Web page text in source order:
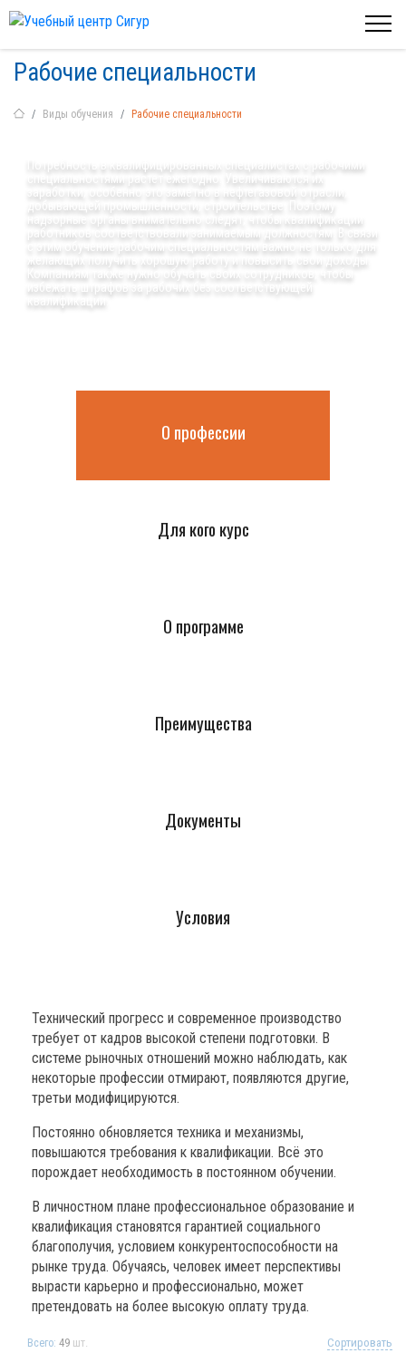
Рабочие специальности
Виды обучения Рабочие специальности
Потребность в квалифицированных специалистах с рабочими
специальностями растет ежегодно. Увеличиваются их
заработки, особенно это заметно в нефтегазовой отрасли,
добывающей промышленности, строительстве. Поэтому
надзорные органы внимательно следят, чтобы квалификации
работников соответствовали занимаемым должностям. В связи
с этим обучение рабочим специальностям важно не только для
желающих получить хорошую работу и повысить свои доходы.
Компаниям также нужно обучать своих сотрудников, чтобы
избежать штрафов за рабочих без соответствующей
квалификации.
О профессии
Для кого курс
О программе
Преимущества
Документы
Условия
Технический прогресс и современное производство
требует от кадров высокой степени подготовки. В
системе рыночных отношений можно наблюдать, как
некоторые профессии отмирают, появляются другие,
третьи модифицируются.
Постоянно обновляется техника и механизмы,
повышаются требования к квалификации. Всё это
порождает необходимость в постоянном обучении.
В личностном плане профессиональное образование и
квалификация становятся гарантией социального
благополучия, условием конкурентоспособности на
рынке труда. Обучаясь, человек имеет перспективы
вырасти карьерно и профессионально, может
претендовать на более высокую оплату труда.
Всего: 49 шт. Сортировать